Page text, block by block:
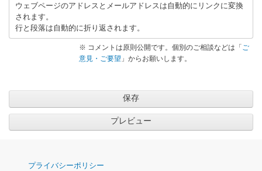
ウェブページのアドレスとメールアドレスは自動的にリンクに変換
されます。
行と段落は自動的に折り返されます。
※ コメントは原則公開です。個別のご相談などは「 ご
意見・ご要望 」からお願いします。
ナプライバシーポリシー